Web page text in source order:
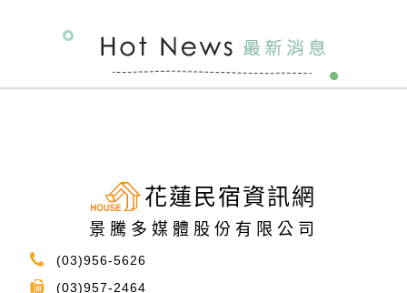
花蓮民宿資訊網
景騰多媒體股份有限公司
(03)956-5626
(03)957-2464